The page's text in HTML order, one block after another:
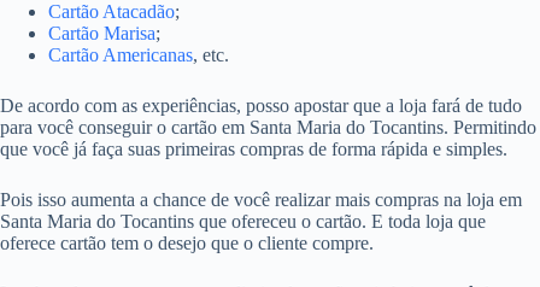
Cartão Atacadão;
Cartão Marisa;
Cartão Americanas, etc.
De acordo com as experiências, posso apostar que a loja fará de tudo
para você conseguir o cartão em Santa Maria do Tocantins. Permitindo
que você já faça suas primeiras compras de forma rápida e simples.
Pois isso aumenta a chance de você realizar mais compras na loja em
Santa Maria do Tocantins que ofereceu o cartão. E toda loja que
oferece cartão tem o desejo que o cliente compre.